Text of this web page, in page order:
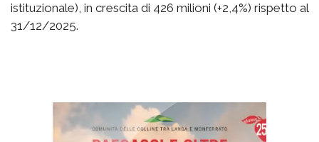
istituzionale), in crescita di 426 milioni (+2,4%) rispetto al
31/12/2025.